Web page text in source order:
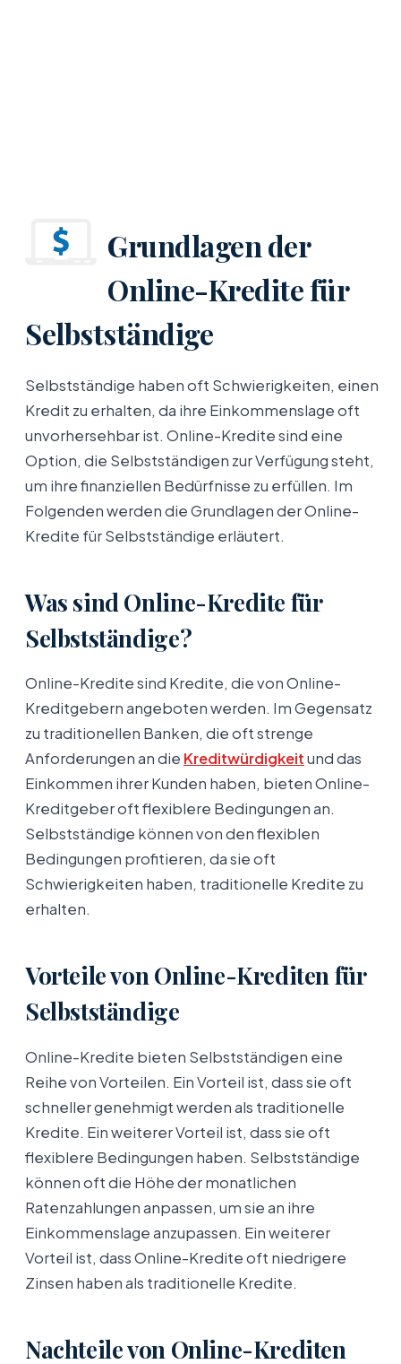
Grundlagen der
Online-Kredite für
Selbstständige
Selbstständige haben oft Schwierigkeiten, einen
Kredit zu erhalten, da ihre Einkommenslage oft
unvorhersehbar ist. Online-Kredite sind eine
Option, die Selbstständigen zur Verfügung steht,
um ihre finanziellen Bedürfnisse zu erfüllen. Im
Folgenden werden die Grundlagen der Online-
Kredite für Selbstständige erläutert.
Was sind Online-Kredite für
Selbstständige?
Online-Kredite sind Kredite, die von Online-
Kreditgebern angeboten werden. Im Gegensatz
zu traditionellen Banken, die oft strenge
Anforderungen an die Kreditwürdigkeitund das
Einkommen ihrer Kunden haben, bieten Online-
Kreditgeber oft flexiblere Bedingungen an.
Selbstständige können von den flexiblen
Bedingungen profitieren, da sie oft
Schwierigkeiten haben, traditionelle Kredite zu
erhalten.
Vorteile von Online-Krediten für
Selbstständige
Online-Kredite bieten Selbstständigen eine
Reihe von Vorteilen. Ein Vorteil ist, dass sie oft
schneller genehmigt werden als traditionelle
Kredite. Ein weiterer Vorteil ist, dass sie oft
flexiblere Bedingungen haben. Selbstständige
können oft die Höhe der monatlichen
Ratenzahlungen anpassen, um sie an ihre
Einkommenslage anzupassen. Ein weiterer
Vorteil ist, dass Online-Kredite oft niedrigere
Zinsen haben als traditionelle Kredite.
Nachteile von Online-Krediten